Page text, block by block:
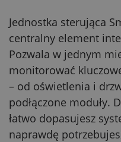
Jednostka sterująca
centralny element
Pozwala w jednym
monitorować
– od oświetlenia i
podłączone moduły.
łatwo dopasujesz
naprawdę